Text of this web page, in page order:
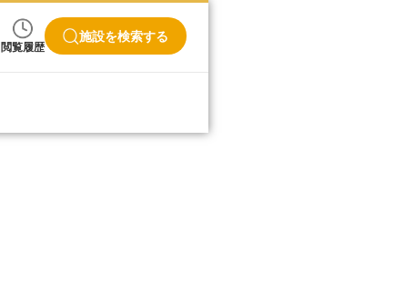
閲覧履歴
施設を検索する